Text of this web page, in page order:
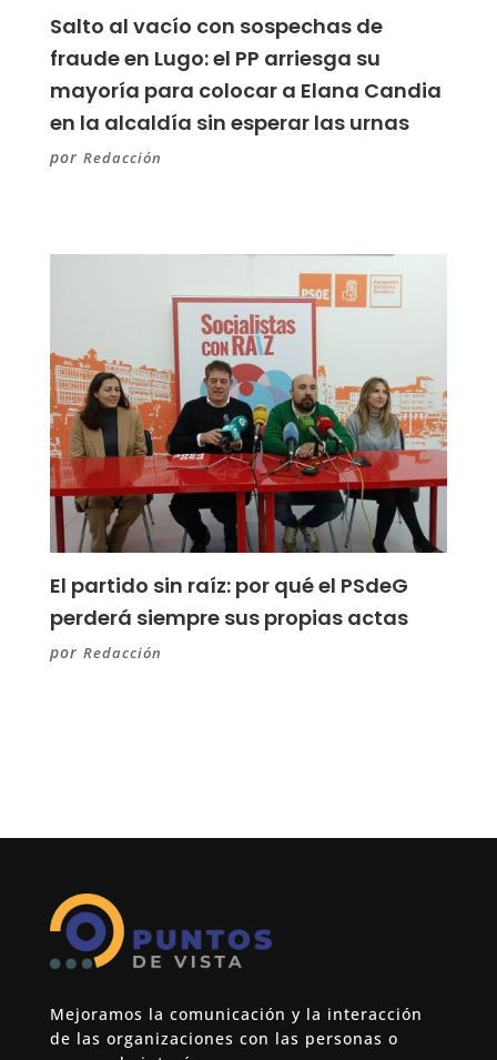
Salto al vacío con sospechas de
fraude en Lugo: el PP arriesga su
mayoría para colocar a Elana Candia
en la alcaldía sin esperar las urnas
por Redacción
El partido sin raíz: por qué el PSdeG
perderá siempre sus propias actas
por Redacción
Mejoramos la comunicación y la interacción
de las organizaciones con las personas o